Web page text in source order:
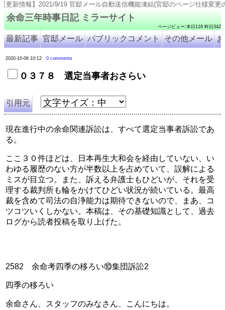
余命三年時事日記 ミラーサイト
ページビュー:本日116 昨日342
最新記事 官邸メール パブリックコメント その他メール
2020-10-06 10:12 0 comments
０３７８ 選定当事者おさらい
引用元
現在進行中の余命関連訴訟は、すべて選定当事者訴訟であ
る。
ここ３０件ほどは、日本再生大和会を経由していない、い
わゆる履歴のない方が半数以上を占めていて、誤解による
ミスが目立つ。また、訴える弁護士もひどいが、それを受
理する裁判所も輪をかけてひどい状況が続いている。最高
裁を含めて司法の自浄能力は期待できないので、まあ、コ
ツコツいくしかない。本稿は、その基礎知識として、過去
ログから読者投稿を取り上げた。
2582　余命考四季の移ろい⑩集団訴訟2
四季の移ろい
余命さん、スタッフのみなさん、こんにちは。
9/19 官邸メール自動送信機能凍結(官邸のページ仕様変更のため). 2021/